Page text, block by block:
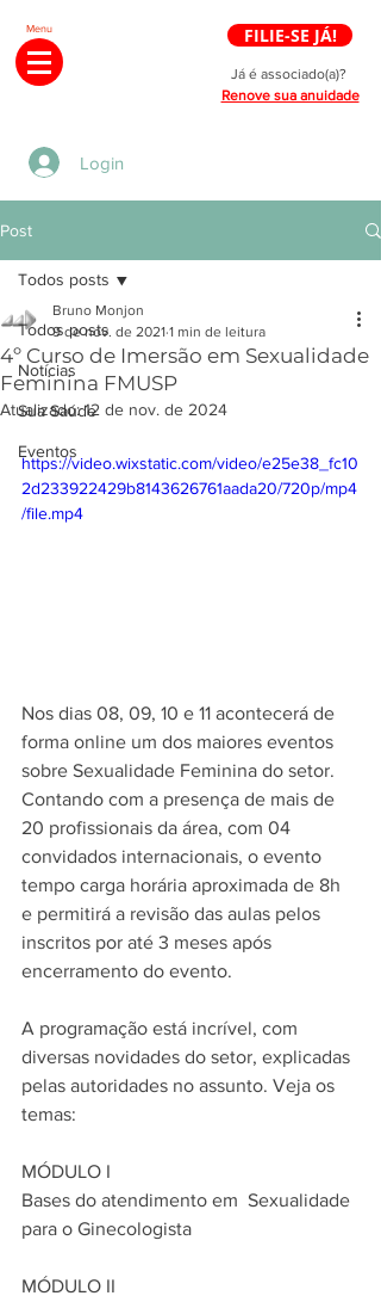
Menu FILIE-SE JÁ!
Já é associado(a)?
Renove sua anuidade
Login
Post
Todos posts
Notícias
Sua Saúde
Eventos
Todos posts
4º Curso de Imersão em Sexualidade
Feminina FMUSP
Bruno Monjon
9 de nov. de 2021 1 min de leitura
Atualizado:12 de nov. de 2024
https://video.wixstatic.com/video/e25e38_fc10
2d233922429b8143626761aada20/720p/mp4
/file.mp4
Nos dias 08, 09, 10 e 11 acontecerá de
forma online um dos maiores eventos
sobre Sexualidade Feminina do setor.
Contando com a presença de mais de
20 profissionais da área, com 04
convidados internacionais, o evento
tempo carga horária aproximada de 8h
e permitirá a revisão das aulas pelos
inscritos por até 3 meses após
encerramento do evento.
A programação está incrível, com
diversas novidades do setor, explicadas
pelas autoridades no assunto. Veja os
temas:
MÓDULO I
Bases do atendimento em  Sexualidade
para o Ginecologista
MÓDULO II